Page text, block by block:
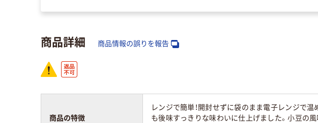
商品詳細 商品情報の誤りを報告
商品の特徴
レンジで簡単！開封せずに袋のまま電子レンジで
も後味すっきりな味わいに仕上げました。小豆の風